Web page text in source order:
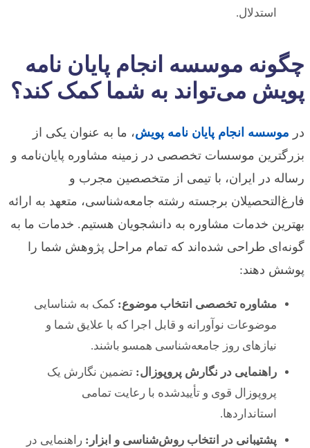
استدلال.
چگونه موسسه انجام پایان نامه
پویش می‌تواند به شما کمک کند؟
در موسسه انجام پایان نامه پویش، ما به عنوان یکی از
بزرگترین موسسات تخصصی در زمینه مشاوره پایان‌نامه و
رساله در ایران، با تیمی از متخصصین مجرب و
فارغ‌التحصیلان برجسته رشته جامعه‌شناسی، متعهد به ارائه
بهترین خدمات مشاوره به دانشجویان هستیم. خدمات ما به
گونه‌ای طراحی شده‌اند که تمام مراحل پژوهش شما را
پوشش دهند:
مشاوره تخصصی انتخاب موضوع: کمک به شناسایی
موضوعات نوآورانه و قابل اجرا که با علایق شما و
نیازهای روز جامعه‌شناسی همسو باشند.
راهنمایی در نگارش پروپوزال: تضمین نگارش یک
پروپوزال قوی و تأییدشده با رعایت تمامی
استانداردها.
پشتیبانی در انتخاب روش‌شناسی و ابزار: راهنمایی در